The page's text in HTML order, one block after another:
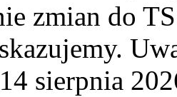
zmian do
14 sierpnia